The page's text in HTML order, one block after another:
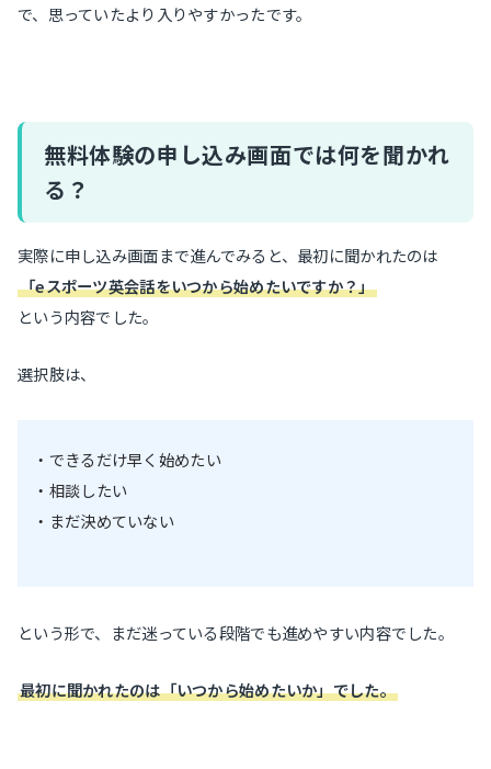
で、思っていたより入りやすかったです。
無料体験の申し込み画面では何を聞かれ
る？
実際に申し込み画面まで進んでみると、最初に聞かれたのは
「eスポーツ英会話をいつから始めたいですか？」
という内容でした。
選択肢は、
・できるだけ早く始めたい
・相談したい
・まだ決めていない
という形で、まだ迷っている段階でも進めやすい内容でした。
最初に聞かれたのは「いつから始めたいか」でした。